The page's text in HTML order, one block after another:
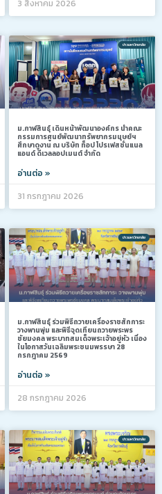
3 สิงหาคม 2026
ข่าวมหาวิทยาลัย
ม.กาฬสินธุ์ เดินหน้าพัฒนาองค์กร นำคณะ
กรรมการศูนย์พัฒนาทรัพยากรมนุษย์ฯ
ศึกษาดูงาน ณ บริษัท ท็อป โปรเฟสชั่นแนล
แอนด์ ดีเวลลอปเมนต์ จำกัด
อ่านต่อ »
31 กรกฎาคม 2026
ข่าวมหาวิทยาลัย
ม.กาฬสินธุ์ ร่วมพิธีถวายเครื่องราชสักการะ
วางพานพุ่ม และพิธีจุดเทียนถวายพระพร
ชัยมงคล พระบาทสมเด็จพระเจ้าอยู่หัว เนื่อง
ในโอกาสวันเฉลิมพระชนมพรรษา 28
กรกฎาคม 2569
อ่านต่อ »
28 กรกฎาคม 2026
ข่าวมหาวิทยาลัย